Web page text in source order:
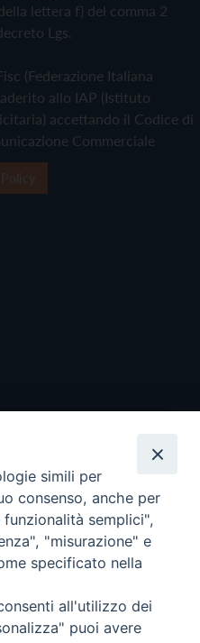
lettera f) del comma 2
Lgs.
(Federazione Italiana
allo IAP (Istituto
accettando il Codice di
Commerciale
i diritti riservati - Vita
simili per
consenso, anche per
semplici",
"misurazione" e
specificato nella
all'utilizzo dei
puoi avere